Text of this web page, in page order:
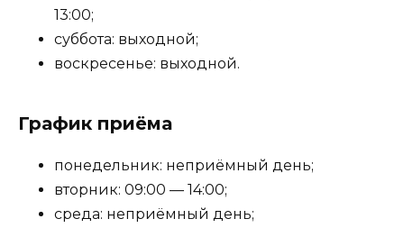
13:00;
суббота: выходной;
воскресенье: выходной.
График приёма
понедельник: неприёмный день;
вторник: 09:00 — 14:00;
среда: неприёмный день;